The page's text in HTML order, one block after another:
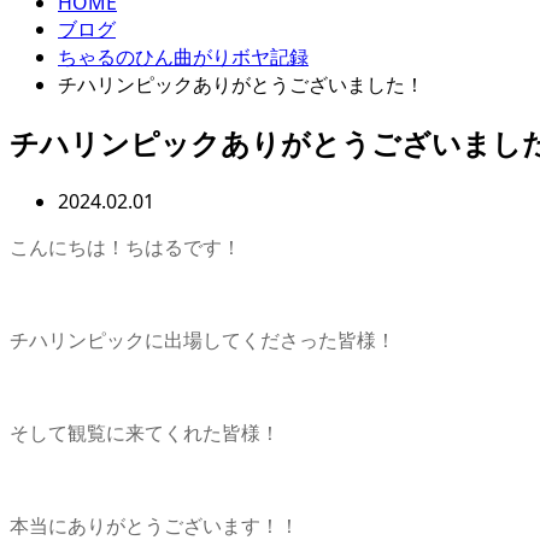
ブログ
ちゃるのひん曲がりボヤ記録
チハリンピックありがとうございました！
チハリンピックありがとうございまし
2024.02.01
こんにちは！ちはるです！
チハリンピックに出場してくださった皆様！
そして観覧に来てくれた皆様！
本当にありがとうございます！！